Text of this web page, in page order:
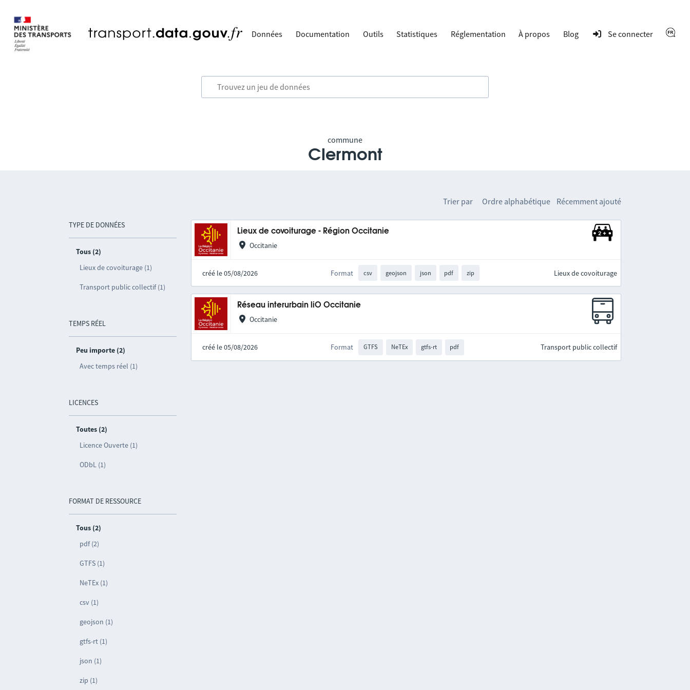
Données Documentation Outils Statistiques Réglementation À propos Blog Se connecter
commune
Clermont
TYPE DE DONNÉES
Tous (2)
Lieux de covoiturage (1)
Transport public collectif (1)
TEMPS RÉEL
Peu importe (2)
Avec temps réel (1)
LICENCES
Toutes (2)
Licence Ouverte (1)
ODbL (1)
FORMAT DE RESSOURCE
Tous (2)
pdf (2)
GTFS (1)
NeTEx (1)
csv (1)
geojson (1)
gtfs-rt (1)
json (1)
zip (1)
Trier par Ordre alphabétique Récemment ajouté
Lieux de covoiturage - Région Occitanie
Occitanie
créé le 05/08/2026 Format csv geojson json pdf zip Lieux de covoiturage
Réseau interurbain liO Occitanie
Occitanie
créé le 05/08/2026 Format GTFS NeTEx gtfs-rt pdf Transport public collectif